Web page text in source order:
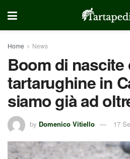
Home News
Boom di nascite
tartarughine in
siamo già ad
by Domenico Vitiello 17